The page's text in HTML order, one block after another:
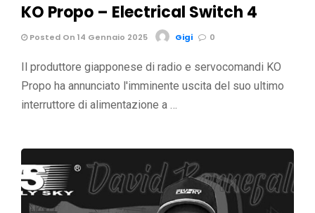
KO Propo – Electrical Switch 4
Posted On 14 Gennaio 2025 Gigi 0
Il produttore giapponese di radio e servocomandi KO
Propo ha annunciato l'imminente uscita del suo ultimo
interruttore di alimentazione a …